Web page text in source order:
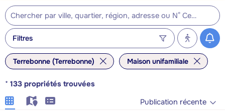
Filtres
Terrebonne (Terrebonne) Maison unifamiliale
* 133 propriétés trouvées
Publication récente